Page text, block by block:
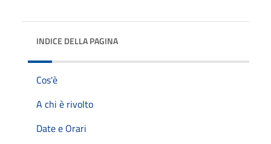
INDICE DELLA PAGINA
Cos'è
A chi è rivolto
Date e Orari